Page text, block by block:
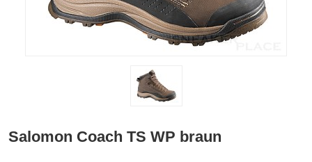
Salomon Coach TS WP braun